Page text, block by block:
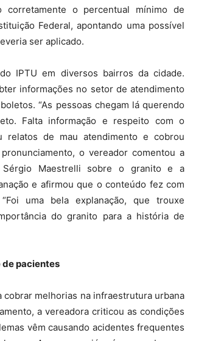
o percentual mínimo de
Federal, apontando uma possível
ser aplicado.
IPTU em diversos bairros da cidade.
informações no setor de atendimento
“As pessoas chegam lá querendo
Falta informação e respeito com o
relatos de mau atendimento e cobrou
o vereador comentou a
Sérgio Maestrelli sobre o granito e a
e afirmou que o conteúdo fez com
uma bela explanação, que trouxe
do granito para a história de
de pacientes
cobrar melhorias na infraestrutura urbana
a vereadora criticou as condições
vêm causando acidentes frequentes